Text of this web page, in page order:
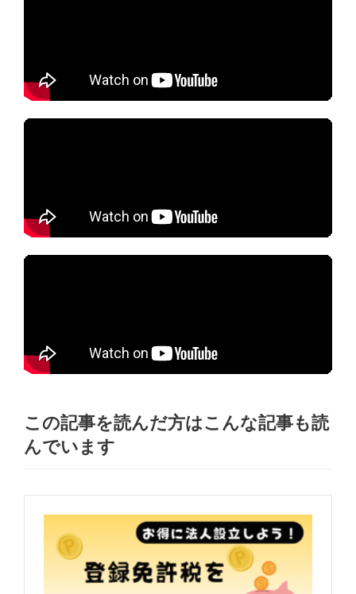
この記事を読んだ方はこんな記事も読
んでいます